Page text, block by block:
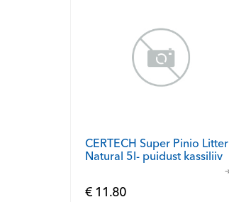
CERTECH Super Pinio Litter
Natural 5l- puidust kassiliiv
€ 11.80